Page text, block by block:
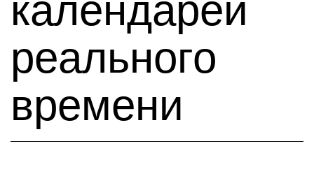
календарей
реального
времени